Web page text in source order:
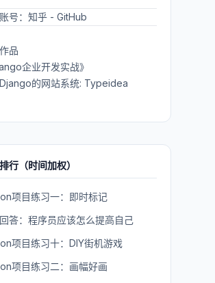
号： 知乎 - GitHub
品
企业开发实战》
的网站系统: Typeidea
行（时间加权）
项目练习一：即时标记
答：程序员应该怎么提高自己
项目练习十：DIY街机游戏
项目练习二：画幅好画